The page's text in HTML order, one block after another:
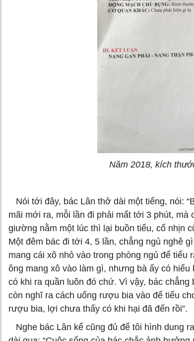
Năm 2018, kích
Nói tới đây, bác Lân thở dài một tiếng, nói:
mãi mới ra, mỗi lần đi phải mất tới 3 phút,
giường nằm một lúc thì lại buồn tiểu, cố nhịn
Một đêm bác đi tới 4, 5 lần, chẳng ngủ nghê
mang cái xô nhỏ vào trong phòng ngủ để
ông mang xô vào làm gì, nhưng bà ấy có
có khi ra quần luôn đó chứ. Vì vậy, bác
còn nghĩ ra cách uống rượu bia vào để tiểu
rượu bia, lợi chưa thấy có khi hại đã đến rồi”.
Nghe bác Lân kể cũng đủ để tôi hình dung